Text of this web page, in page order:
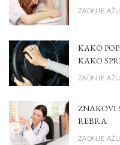
ZADNJE
KAKO
KAKO
ZADNJE
ZNAKOVI
REBRA
ZADNJE